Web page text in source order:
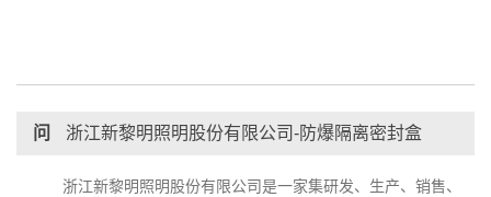
问 浙江新黎明照明股份有限公司-防爆隔离密封盒
浙江新黎明照明股份有限公司是一家集研发、生产、销售、